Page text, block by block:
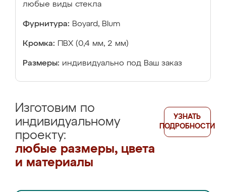
любые виды стекла
Фурнитура: Boyard, Blum
Кромка: ПВХ (0,4 мм, 2 мм)
Размеры: индивидуально под Ваш заказ
Изготовим по
индивидуальному
проекту:
любые размеры, цвета
и материалы
УЗНАТЬ
ПОДРОБНОСТИ